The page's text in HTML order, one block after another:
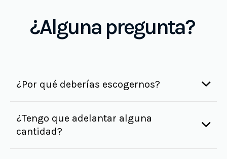
¿Alguna pregunta?
¿Por qué deberías escogernos?
¿Tengo que adelantar alguna
cantidad?